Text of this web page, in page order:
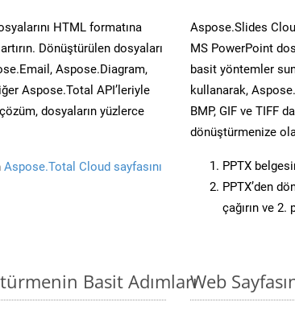
HTML formatına
Dönüştürülen dosyaları
Aspose.Diagram,
Aspose.Total API’leriyle
dosyaların yüzlerce
Aspose.Total Cloud sayfasını
Aspose.Slides
MS PowerPoint
basit yöntemler
kullanarak,
BMP, GIF ve TIFF
dönüştürmenize
PPTX
PPTX’den
çağırın ve
Basit AdımlarıWeb